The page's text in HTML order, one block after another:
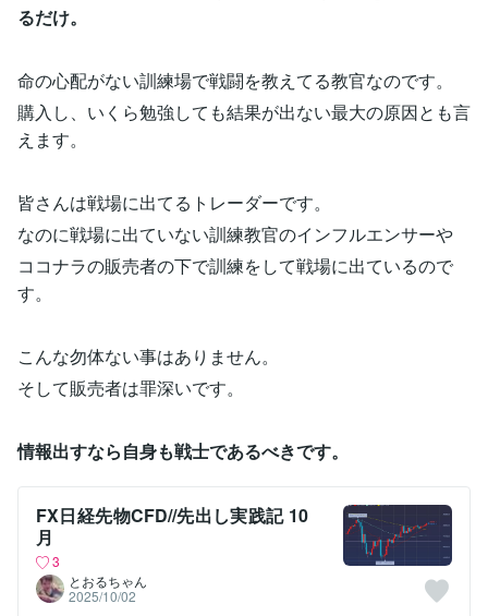
るだけ。
命の心配がない訓練場で戦闘を教えてる教官なのです。
購入し、いくら勉強しても結果が出ない最大の原因とも言
えます。
皆さんは戦場に出てるトレーダーです。
なのに戦場に出ていない訓練教官のインフルエンサーや
ココナラの販売者の下で訓練をして戦場に出ているので
す。
こんな勿体ない事はありません。
そして販売者は罪深いです。
情報出すなら自身も戦士であるべきです。
FX日経先物CFD//先出し実践記 10
月
3
とおるちゃん
2025/10/02